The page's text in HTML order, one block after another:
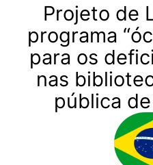
Projeto de
programa
para os
nas
pública